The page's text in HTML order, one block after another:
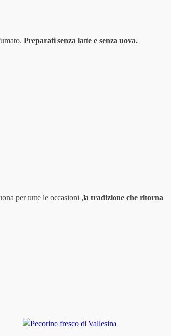
Preparati senza latte e senza uova.
per tutte le occasioni ,la tradizione che ritorna